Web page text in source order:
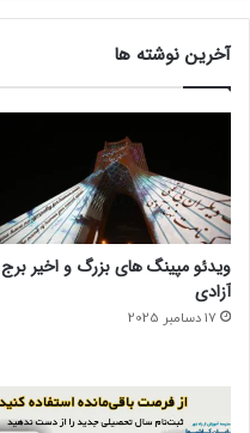
آخرین نوشته ها
ویدئو مپینگ های بزرگ و اخیر برج
آزادی
17 دسامبر 2025